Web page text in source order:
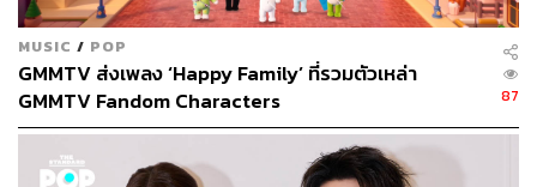
MUSIC / POP
GMMTV ส่งเพลง ‘Happy Family’ ที่รวมตัวเหล่า
GMMTV Fandom Characters
87